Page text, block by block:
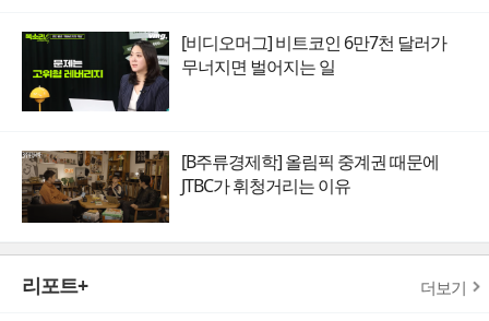
[비디오머그] 비트코인 6만7천 달러가
무너지면 벌어지는 일
[B주류경제학] 올림픽 중계권 때문에
JTBC가 휘청거리는 이유
리포트+ 더보기